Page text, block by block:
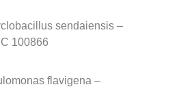
sendaiensis –
100866
flavigena –